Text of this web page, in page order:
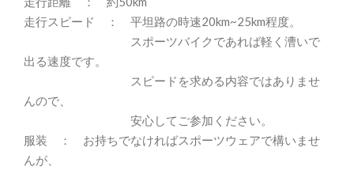
走行スピード ： 平坦路の時速20km~25km程度。
スポーツバイクであれば軽く漕いで
出る速度です。
スピードを求める内容ではありませ
んので、
安心してご参加ください。
服装 ： お持ちでなければスポーツウェアで構いませ
んが、